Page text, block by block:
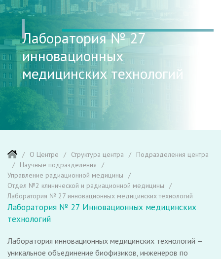
Лаборатория № 27
инновационных
медицинских технологий
О Центре Структура центра
Подразделения центра
Научные подразделения
Управление радиационной медицины
Отдел №2 клинической и радиационной медицины
Лаборатория № 27 инновационных медицинских технологий
Лаборатория № 27 Инновационных медицинских
технологий
Лаборатория инновационных медицинских технологий —
уникальное объединение биофизиков, инженеров по